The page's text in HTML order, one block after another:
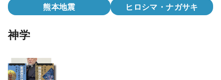
熊本地震
ヒロシマ・ナガサキ
神学